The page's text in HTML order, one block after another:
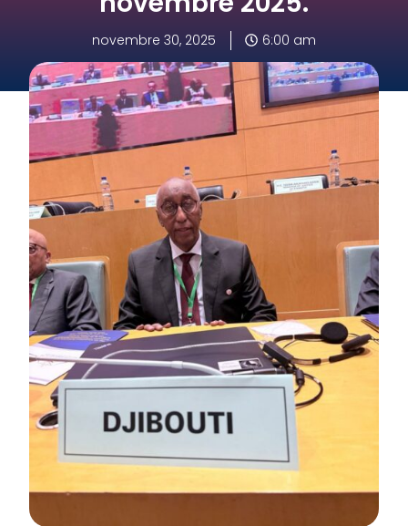
novembre 30, 2025 6:00 am